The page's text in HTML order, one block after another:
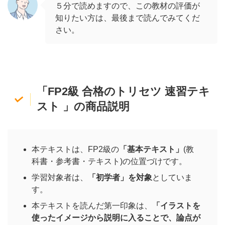
５分で読めますので、この教材の評価が
知りたい方は、最後まで読んでみてくだ
さい。
「FP2級 合格のトリセツ 速習テキ
スト 」の商品説明
本テキストは、FP2級の 「基本テキスト」 (教
科書・参考書・テキスト)の位置づけです。
学習対象者は、
「初学者」を対象としていま
す。
本テキストを読んだ第一印象は、
「 イラストを
使ったイメージから説明に入ることで、 論点が